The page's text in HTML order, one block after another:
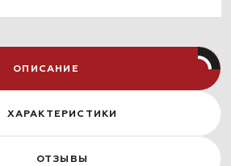
ОПИСАНИЕ
ХАРАКТЕРИСТИКИ
ОТЗЫВЫ